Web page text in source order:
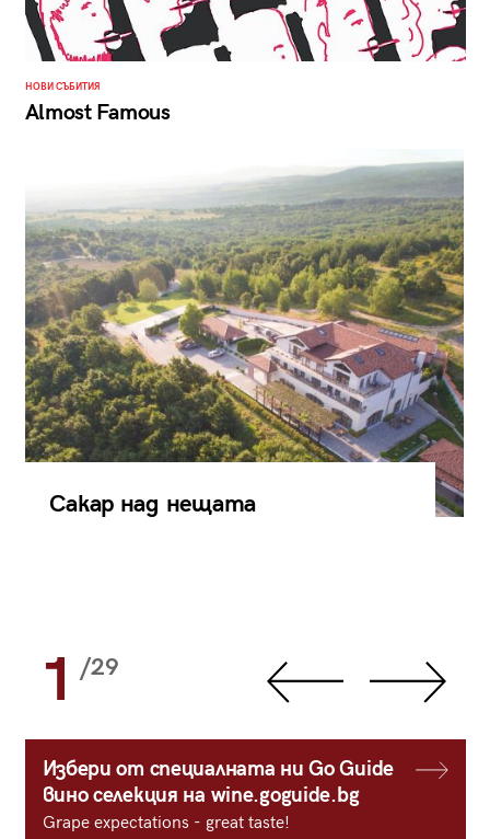
НОВИ СЪБИТИЯ
Almost Famous
Сакар над нещата
1 /29
Избери от специалната ни Go Guide
вино селекция на wine.goguide.bg
Grape expectations - great taste!